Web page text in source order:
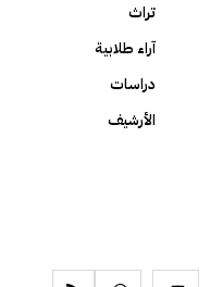
تراث
آراء طلابية
دراسات
الأرشيف